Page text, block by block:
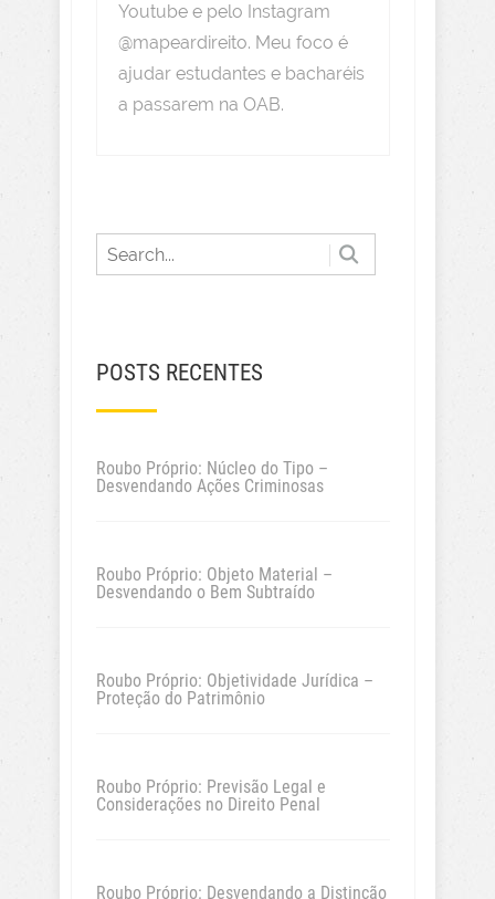
Youtube e pelo Instagram
@mapeardireito. Meu foco é
ajudar estudantes e bacharéis
a passarem na OAB.
POSTS RECENTES
Roubo Próprio: Núcleo do Tipo –
Desvendando Ações Criminosas
Roubo Próprio: Objeto Material –
Desvendando o Bem Subtraído
Roubo Próprio: Objetividade Jurídica –
Proteção do Patrimônio
Roubo Próprio: Previsão Legal e
Considerações no Direito Penal
Roubo Próprio: Desvendando a Distinção